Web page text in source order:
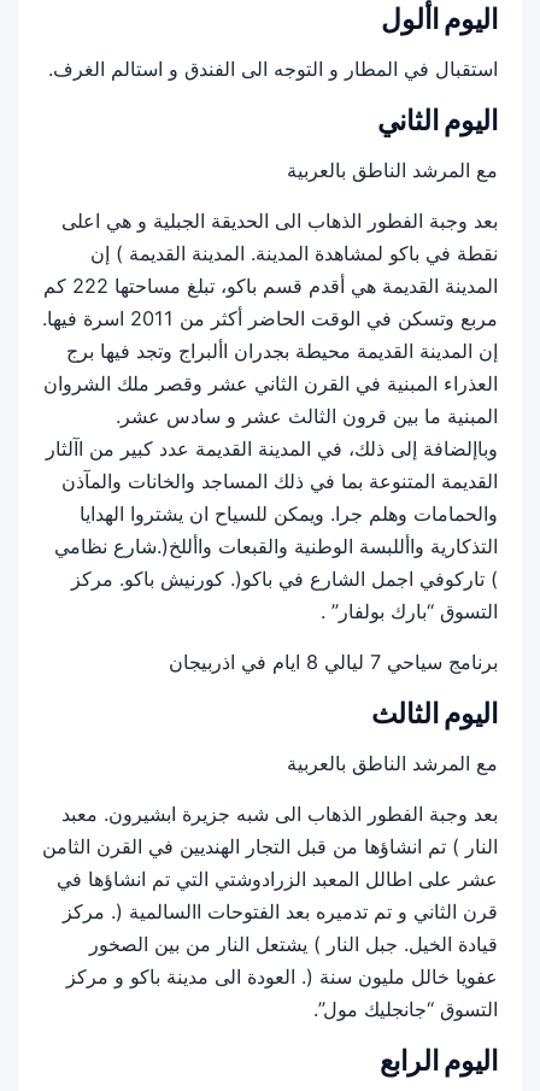
اليوم األول
استقبال في المطار و التوجه الى الفندق و استالم الغرف.
اليوم الثاني
مع المرشد الناطق بالعربية
بعد وجبة الفطور الذهاب الى الحديقة الجبلية و هي اعلى
نقطة في باكو لمشاهدة المدينة. المدينة القديمة ) إن
المدينة القديمة هي أقدم قسم باكو، تبلغ مساحتها 222 كم
مربع وتسكن في الوقت الحاضر أكثر من 2011 اسرة فيها.
إن المدينة القديمة محيطة بجدران األبراج وتجد فيها برج
العذراء المبنية في القرن الثاني عشر وقصر ملك الشروان
المبنية ما بين قرون الثالث عشر و سادس عشر.
وباإلضافة إلى ذلك، في المدينة القديمة عدد كبير من اآلثار
القديمة المتنوعة بما في ذلك المساجد والخانات والمآذن
والحمامات وهلم جرا. ويمكن للسياح ان يشتروا الهدايا
التذكارية واأللبسة الوطنية والقبعات واأللخ(.شارع نظامي
) تاركوفي اجمل الشارع في باكو(. كورنيش باكو. مركز
التسوق “بارك بولفار” .
برنامج سياحي 7 ليالي 8 ايام في اذربيجان
اليوم الثالث
مع المرشد الناطق بالعربية
بعد وجبة الفطور الذهاب الى شبه جزيرة ابشيرون. معبد
النار ) تم انشاؤها من قبل التجار الهنديين في القرن الثامن
عشر على اطالل المعبد الزرادوشتي التي تم انشاؤها في
قرن الثاني و تم تدميره بعد الفتوحات االسالمية (. مركز
قيادة الخيل. جبل النار ) يشتعل النار من بين الصخور
عفويا خالل مليون سنة (. العودة الى مدينة باكو و مركز
التسوق “جانجليك مول”.
اليوم الرابع